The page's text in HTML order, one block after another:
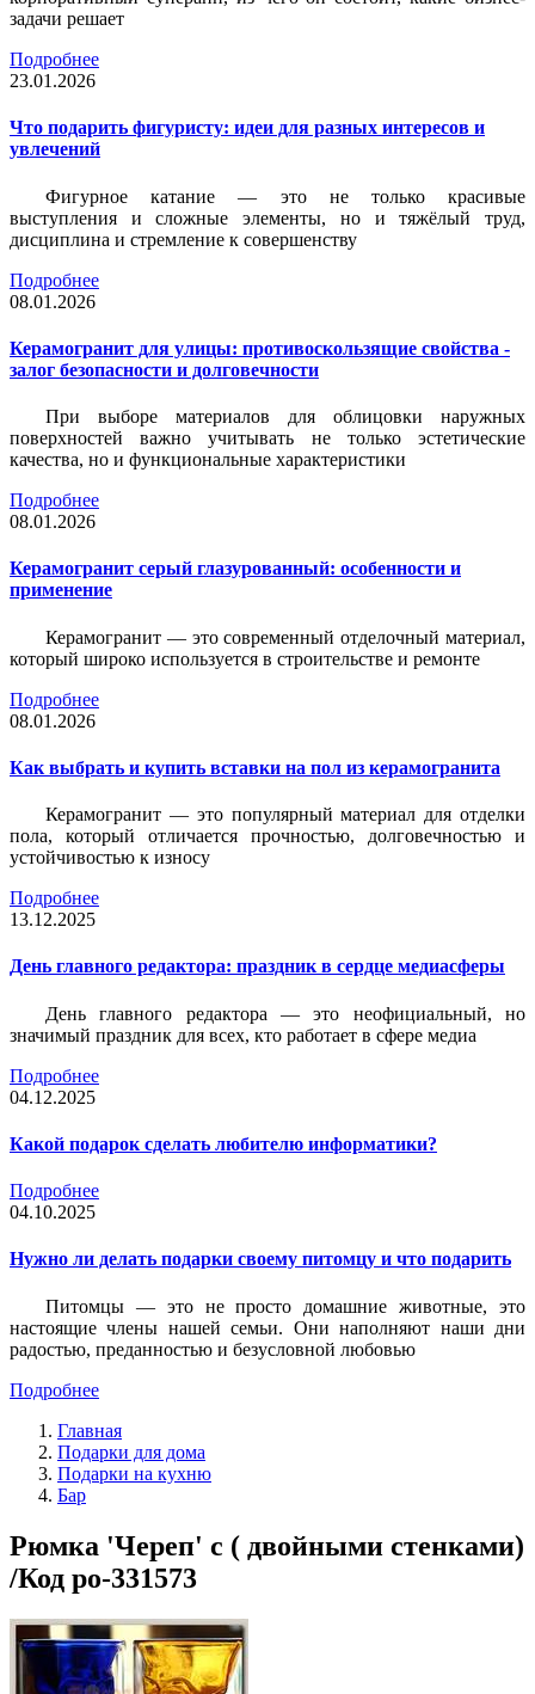
задачи решает
Подробнее
23.01.2026
Что подарить фигуристу: идеи для разных интересов и
увлечений
Фигурное катание — это не только красивые
выступления и сложные элементы, но и тяжёлый труд,
дисциплина и стремление к совершенству
Подробнее
08.01.2026
Керамогранит для улицы: противоскользящие свойства -
залог безопасности и долговечности
При выборе материалов для облицовки наружных
поверхностей важно учитывать не только эстетические
качества, но и функциональные характеристики
Подробнее
08.01.2026
Керамогранит серый глазурованный: особенности и
применение
Керамогранит — это современный отделочный материал,
который широко используется в строительстве и ремонте
Подробнее
08.01.2026
Как выбрать и купить вставки на пол из керамогранита
Керамогранит — это популярный материал для отделки
пола, который отличается прочностью, долговечностью и
устойчивостью к износу
Подробнее
13.12.2025
День главного редактора: праздник в сердце медиасферы
День главного редактора — это неофициальный, но
значимый праздник для всех, кто работает в сфере медиа
Подробнее
04.12.2025
Какой подарок сделать любителю информатики?
Подробнее
04.10.2025
Нужно ли делать подарки своему питомцу и что подарить
Питомцы — это не просто домашние животные, это
настоящие члены нашей семьи. Они наполняют наши дни
радостью, преданностью и безусловной любовью
Подробнее
Главная
Подарки для дома
Подарки на кухню
Бар
Рюмка 'Череп' с ( двойными стенками)
/Код po-331573